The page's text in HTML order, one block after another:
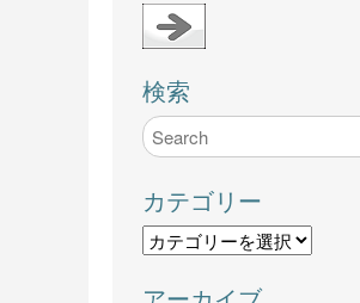
検索
カテゴリー
カ
ゴ